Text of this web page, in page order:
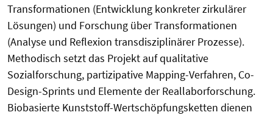
Transformationen (Entwicklung konkreter zirkulärer
Lösungen) und Forschung über Transformationen
(Analyse und Reflexion transdisziplinärer Prozesse).
Methodisch setzt das Projekt auf qualitative
Sozialforschung, partizipative Mapping-Verfahren, Co-
Design-Sprints und Elemente der Reallaborforschung.
Biobasierte Kunststoff-Wertschöpfungsketten dienen